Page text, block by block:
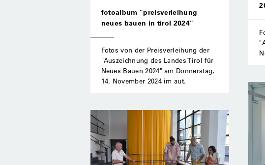
fotoalbum "preisverleihung
neues bauen in tirol 2024"
Fotos von der Preisverleihung der
"Auszeichnung des Landes Tirol für
Neues Bauen 2024" am Donnerstag,
14. November 2024 im aut.